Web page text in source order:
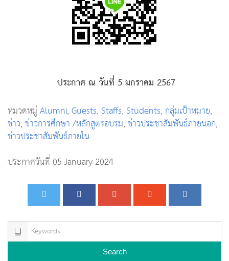
ประกาศ ณ วันที่ 5 มกราคม 2567
หมวดหมู่Alumni,Guests,Staffs,Students, กลุ่มเป้าหมาย,
ข่าว,ข่าวการศึกษา /หลักสูตรอบรม,ข่าวประชาสัมพันธ์ภายนอก,
ข่าวประชาสัมพันธ์ภายใน
ประกาศวันที่ 05 January 2024
Search